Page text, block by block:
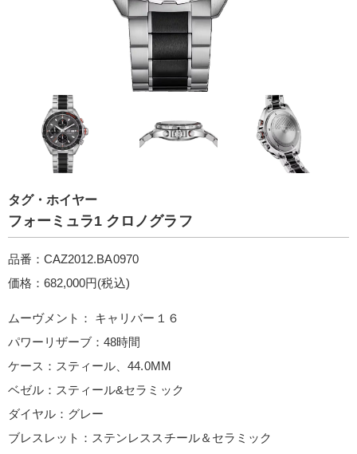
タグ・ホイヤー
フォーミュラ1 クロノグラフ
品番：CAZ2012.BA0970
価格：682,000円(税込)
ムーヴメント： キャリバー１６
パワーリザーブ：48時間
ケース：スティール、44.0MM
ベゼル：スティール&セラミック
ダイヤル：グレー
ブレスレット：ステンレススチール＆セラミック